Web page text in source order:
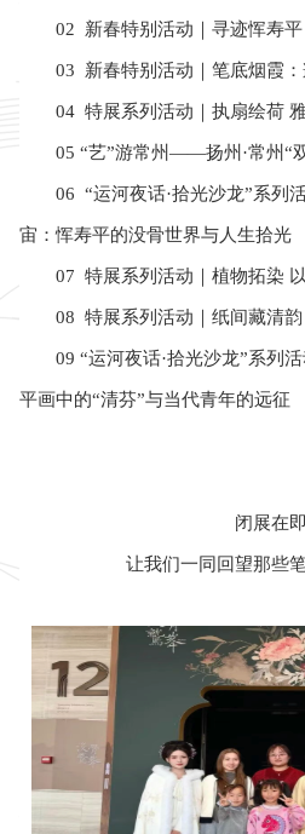
02 新春特别活动｜寻迹恽寿
03 新春特别活动｜笔底烟霞
04 特展系列活动｜执扇绘荷
05 “艺”游常州——扬州·常州“
06 “运河夜话·拾光沙龙”系列
宙：恽寿平的没骨世界与人生拾光
07 特展系列活动｜植物拓染
08 特展系列活动｜纸间藏清
09 “运河夜话·拾光沙龙”系列
平画中的“清芬”与当代青年的远征
闭展在即
让我们一同回望那些